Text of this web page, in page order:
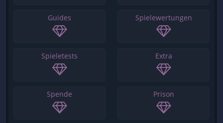
Guides Spielewertungen
Spieletests Extra
Spende Prison